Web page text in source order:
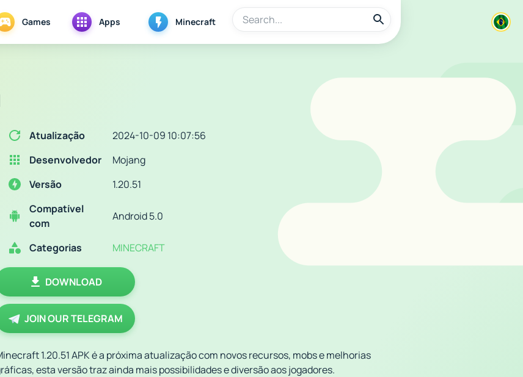
Games Apps Minecraft
Atualização
2024-10-09 10:07:56
Desenvolvedor
Mojang
Versão
1.20.51
Compatível
com
Android 5.0
Categorias MINECRAFT
DOWNLOAD
JOIN OUR TELEGRAM
1.20.51 APK é a próxima atualização com novos recursos, mobs e melhorias
esta versão traz ainda mais possibilidades e diversão aos jogadores.